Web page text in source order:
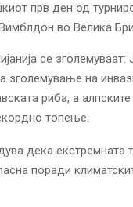
прв ден од
во Велика
се зголемуваат:
зголемување на
риба, а алпските
топење.
дека екстремната
поради